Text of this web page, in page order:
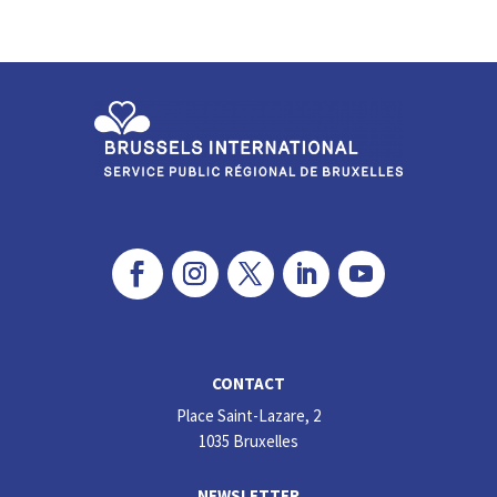
dI o
k
CONTACT
Place Saint-Lazare, 2
1035 Bruxelles